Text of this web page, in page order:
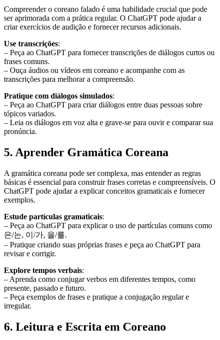
Compreender o coreano falado é uma habilidade crucial que pode
ser aprimorada com a prática regular. O ChatGPT pode ajudar a
criar exercícios de audição e fornecer recursos adicionais.
Use transcrições:
– Peça ao ChatGPT para fornecer transcrições de diálogos curtos ou
frases comuns.
– Ouça áudios ou vídeos em coreano e acompanhe com as
transcrições para melhorar a compreensão.
Pratique com diálogos simulados:
– Peça ao ChatGPT para criar diálogos entre duas pessoas sobre
tópicos variados.
– Leia os diálogos em voz alta e grave-se para ouvir e comparar sua
pronúncia.
5. Aprender Gramática Coreana
A gramática coreana pode ser complexa, mas entender as regras
básicas é essencial para construir frases corretas e compreensíveis. O
ChatGPT pode ajudar a explicar conceitos gramaticais e fornecer
exemplos.
Estude partículas gramaticais:
– Peça ao ChatGPT para explicar o uso de partículas comuns como
은/는, 이/가, 을/를.
– Pratique criando suas próprias frases e peça ao ChatGPT para
revisar e corrigir.
Explore tempos verbais:
– Aprenda como conjugar verbos em diferentes tempos, como
presente, passado e futuro.
– Peça exemplos de frases e pratique a conjugação regular e
irregular.
6. Leitura e Escrita em Coreano